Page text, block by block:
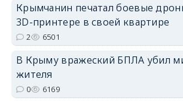
Крымчанин печатал боевые
3D-принтере в своей квартире
2 6501
В Крыму вражеский БПЛА убил
жителя
0 6169